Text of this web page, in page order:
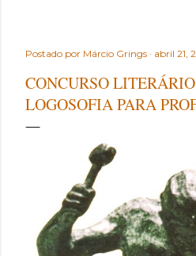
Postado por Márcio Grings abril 21,
CONCURSO
LOGOSOFIA PARA